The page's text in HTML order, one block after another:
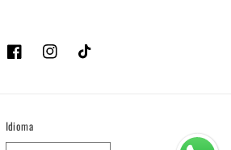
FacebookInstagramTikTok
Idioma